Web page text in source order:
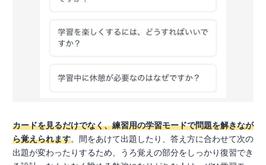
カードを見るだけでなく、練習用の学習モードで問題を解きなが
ら覚えられます。間をあけて出題したり、答え方に合わせて次の
出題が変わったりするため、うろ覚えの部分をしっかり復習でき